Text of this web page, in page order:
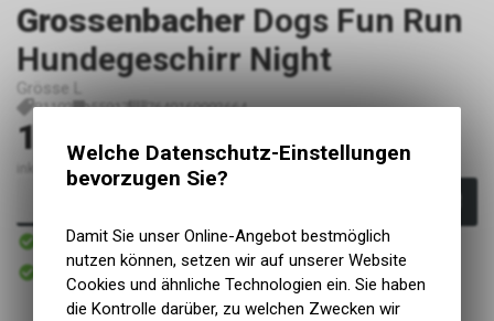
Grossenbacher Dogs Fun Run
Hundegeschirr Night
Grösse L
P1102 55917 7640169993664
112.20 CHF
inkl. MwSt., zzgl. Versandkosten
Sofort verfügbar
Sofort abholbar
Abholung NaturNah GmbH
Welche Datenschutz-Einstellungen
bevorzugen Sie?
Damit Sie unser Online-Angebot bestmöglich
nutzen können, setzen wir auf unserer Website
Cookies und ähnliche Technologien ein. Sie haben
die Kontrolle darüber, zu welchen Zwecken wir